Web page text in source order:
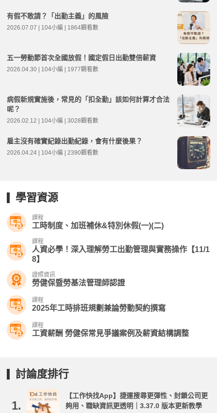
有假不敢請？「出勤主義」的風險
2026.07.07 | 104小編 | 1864觀看數
五一勞動節首次全國放假！國定假日出勤雙倍薪資
2026.04.30 | 104小編 | 1977觀看數
病假新規實施後，常見的「扣全勤」該如何計算才合法
呢？
2026.02.12 | 104小編 | 3028觀看數
雇主沒有確實紀錄出勤紀錄，會有什麼後果？
2026.04.24 | 104小編 | 2390觀看數
學習資源
課程
工時制度、加班補休&特別休假(一)(二)
課程
人資必學！深入理解勞工出勤管理與實務操作【11/1
8】
證照資訊
勞健保暨勞基法管理師認證
課程
2025年工時排班規劃兼論勞動契約撰寫
課程
工資薪酬 勞健保常見爭議案例及薪資結構調整
討論度排行
1.
【工作快找App】捷運搜尋更彈性、封鎖公司更
夠用、職缺資訊更透明｜3.37.0 版本更新教學